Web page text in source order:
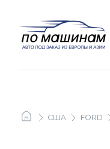
США FORD